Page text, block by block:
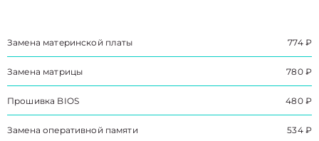
Замена материнской платы 774 ₽
Замена матрицы 780 ₽
Прошивка BIOS 480 ₽
Замена оперативной памяти 534 ₽